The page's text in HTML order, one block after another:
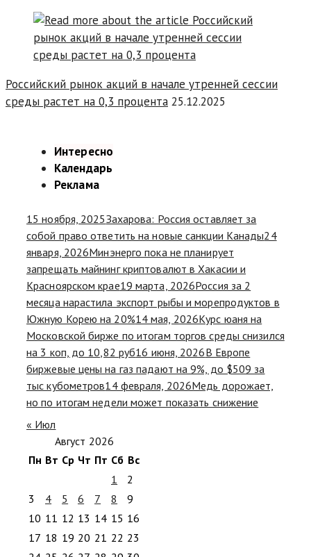
Российский рынок акций в начале утренней сессии
среды растет на 0,3 процента 25.12.2025
Интересно
Календарь
Реклама
15 ноября, 2025Захарова: Россия оставляет за
собой право ответить на новые санкции Канады24
января, 2026Минэнерго пока не планирует
запрещать майнинг криптовалют в Хакасии и
Красноярском крае19 марта, 2026Россия за 2
месяца нарастила экспорт рыбы и морепродуктов в
Южную Корею на 20%14 мая, 2026Курс юаня на
Московской бирже по итогам торгов среды снизился
на 3 коп, до 10,82 руб16 июня, 2026В Европе
биржевые цены на газ падают на 9%, до $509 за
тыс кубометров14 февраля, 2026Медь дорожает,
но по итогам недели может показать снижение
« Июл
Август 2026
Пн Вт Ср Чт Пт Сб Вс
1
2
3
4 5 6 7 8
9
10 11 12 13 14 15 16
17 18 19 20 21 22 23